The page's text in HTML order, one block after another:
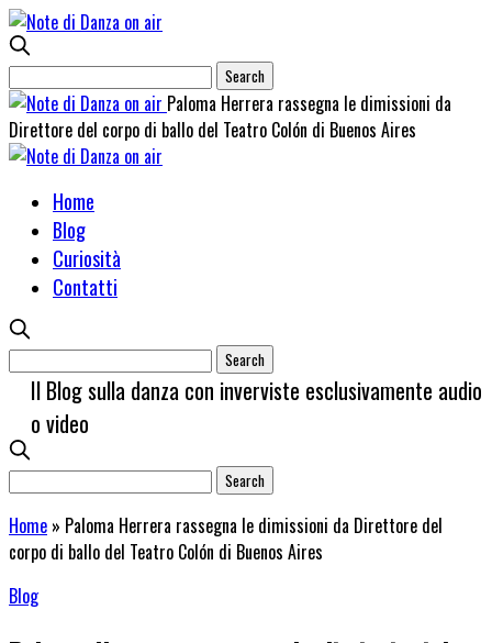
Paloma Herrera rassegna le dimissioni da
Direttore del corpo di ballo del Teatro Colón di Buenos Aires
Home
Blog
Curiosità
Contatti
Il Blog sulla danza con inverviste esclusivamente audio
o video
Home » Paloma Herrera rassegna le dimissioni da Direttore del
corpo di ballo del Teatro Colón di Buenos Aires
Blog